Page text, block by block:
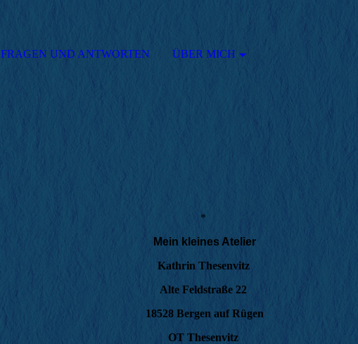
FRAGEN UND ANTWORTEN ÜBER MICH
*
Mein kleines Atelier
Kathrin Thesenvitz
Alte Feldstraße 22
18528 Bergen auf Rügen
OT Thesenvitz